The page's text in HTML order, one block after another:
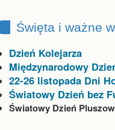
Święta i ważne
Dzień Kolejarza
Międzynarodowy
22-26 listopada Dni
Światowy Dzień bez
Światowy Dzień